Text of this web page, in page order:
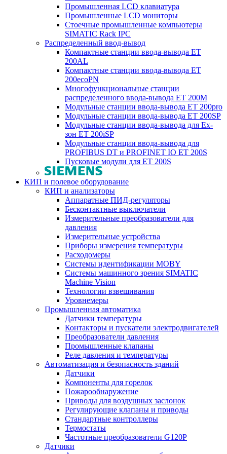
Промышленная LCD клавиатура
Промышленные LCD мониторы
Стоечные промышленные компьютеры
SIMATIC Rack IPC
Распределенный ввод-вывод
Компактные станции ввода-вывода ET
200AL
Компактные станции ввода-вывода ET
200ecoPN
Многофункциональные станции
распределенного ввода-вывода ET 200M
Модульные станции ввода-вывода ET 200pro
Модульные станции ввода-вывода ET 200SP
Модульные станции ввода-вывода для Ex-
зон ET 200iSP
Модульные станции ввода-вывода для
PROFIBUS DT и PROFINET IO ET 200S
Пусковые модули для ET 200S
КИП и полевое оборудование
КИП и анализаторы
Аппаратные ПИД-регуляторы
Бесконтактные выключатели
Измерительные преобразователи для
давления
Измерительные устройства
Приборы измерения температуры
Расходомеры
Системы идентификации MOBY
Системы машинного зрения SIMATIC
Machine Vision
Технологии взвешивания
Уровнемеры
Промышленная автоматика
Датчики температуры
Контакторы и пускатели электродвигателей
Преобразователи давления
Промышленные клапаны
Реле давления и температуры
Автоматизация и безопасность зданий
Датчики
Компоненты для горелок
Пожарообнаружение
Приводы для воздушных заслонок
Регулирующие клапаны и приводы
Стандартные контроллеры
Термостаты
Частотные преобразователи G120P
Датчики